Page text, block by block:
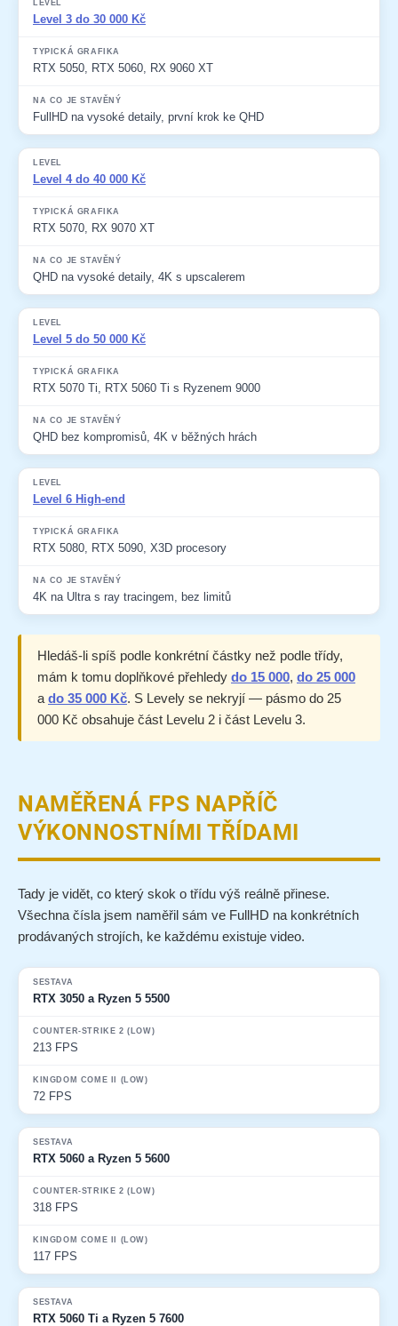
Level 3 do 30 000 Kč
RTX 5050, RTX 5060, RX 9060 XT
FullHD na vysoké detaily, první krok ke QHD
Level 4 do 40 000 Kč
RTX 5070, RX 9070 XT
QHD na vysoké detaily, 4K s upscalerem
Level 5 do 50 000 Kč
RTX 5070 Ti, RTX 5060 Ti s Ryzenem 9000
QHD bez kompromisů, 4K v běžných hrách
Level 6 High-end
RTX 5080, RTX 5090, X3D procesory
4K na Ultra s ray tracingem, bez limitů
Hledáš-li spíš podle konkrétní částky než podle třídy,
mám k tomu doplňkové přehledy do 15 000, do 25 000
a do 35 000 Kč. S Levely se nekryjí — pásmo do 25
000 Kč obsahuje část Levelu 2 i část Levelu 3.
NAMĚŘENÁ FPS NAPŘÍČ
VÝKONNOSTNÍMI TŘÍDAMI
Tady je vidět, co který skok o třídu výš reálně přinese.
Všechna čísla jsem naměřil sám ve FullHD na konkrétních
prodávaných strojích, ke každému existuje video.
Sestava
RTX 3050 a Ryzen 5 5500
213 FPS
72 FPS
RTX 5060 a Ryzen 5 5600
318 FPS
117 FPS
RTX 5060 Ti a Ryzen 5 7600